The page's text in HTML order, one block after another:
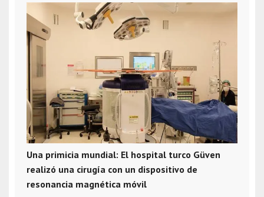
Una primicia mundial: El hospital turco Güven
realizó una cirugía con un dispositivo de
resonancia magnética móvil